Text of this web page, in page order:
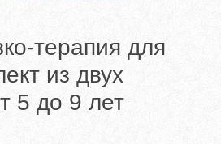
терапия для
из двух
5 до 9 лет